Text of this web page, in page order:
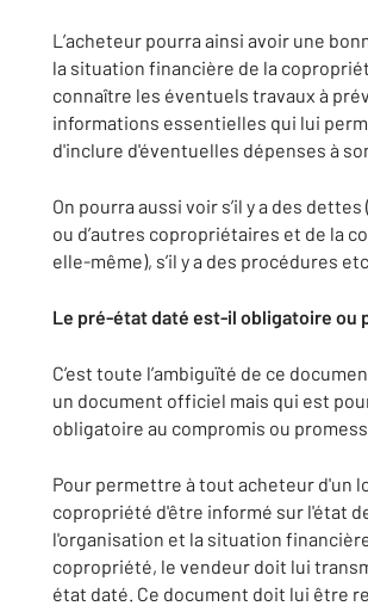
L’acheteur pourra ainsi avoir une
la situation financière de la
connaître les éventuels travaux à
informations essentielles qui lui
d'inclure d'éventuelles dépenses à
On pourra aussi voir s’il y a des
ou d’autres copropriétaires et de la
elle-même), s’il y a des procédures
Le pré-état daté est-il obligatoire ou
C’est toute l’ambiguïté de ce
un document officiel mais qui est
obligatoire au compromis ou
Pour permettre à tout acheteur d'un
copropriété d'être informé sur l'état
l'organisation et la situation
copropriété, le vendeur doit lui
état daté. Ce document doit lui être